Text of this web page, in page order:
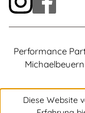
Performance
Michaelbeuern
Diese Website